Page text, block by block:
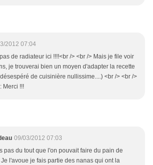
2012 07:04
de radiateur ici !!!!<br /> <br /> Mais je file voir
je trouverai bien un moyen d'adapter la recette
de cuisinière nullissime....) <br /> <br />
Merci !!!
09/03/2012 07:03
pas du tout que l'on pouvait faire du pain de
l'avoue je fais partie des nanas qui ont la